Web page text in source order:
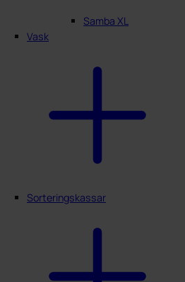
Samba XL
Vask
Sorteringskassar